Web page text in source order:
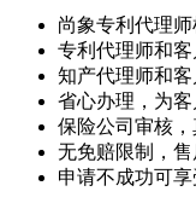
尚象专利代理
专利代理师和
知产代理师和
省心办理，为
保险公司审核
无免赔限制，
申请不成功可